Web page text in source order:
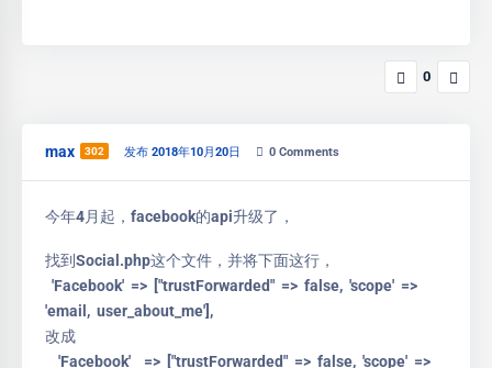
0
max 302 发布 2018年10月20日 0 Comments
今年4月起，facebook的api升级了，
找到Social.php这个文件，并将下面这行，
'Facebook' => ["trustForwarded" => false, 'scope' =>
'email, user_about_me'],
改成
'Facebook' => ["trustForwarded" => false, 'scope' =>